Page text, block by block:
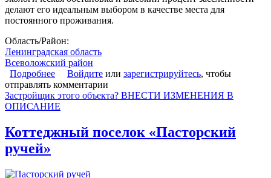
делают его идеальным выбором в качестве места для
постоянного проживания.
Область/Район:
Ленинградская область
Всеволожский район
Подробнее о Коттеджный поселок «Петровские Сады»
Войдите или зарегистрируйтесь, чтобы
отправлять комментарии
Застройщик этого объекта? ВНЕСТИ ИЗМЕНЕНИЯ В
ОПИСАНИЕ
Коттеджный поселок «Пасторский
ручей»